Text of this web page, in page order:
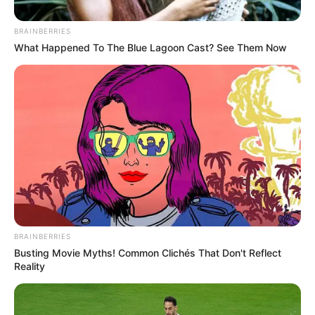
Baca juga:Sejarah Piala Oscar, Penghargaan Bergengsi di
Dunia Perfilman
Sejarah renang berasal dari Inggris pada abad ke-19
BRAINBERRIES
What Happened To The Blue Lagoon Cast? See Them Now
BRAINBERRIES
Busting Movie Myths! Common Clichés That Don't Reflect
Reality